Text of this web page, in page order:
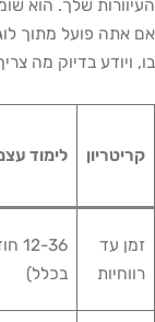
העיוורות שלך. הוא
אם אתה פועל מתוך
בו, ויודע בדיוק מה
קריטריון לימוד
זמן עד
רווחיות
12-
בכלל)